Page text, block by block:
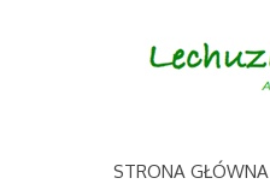
STRONA GŁÓWNA